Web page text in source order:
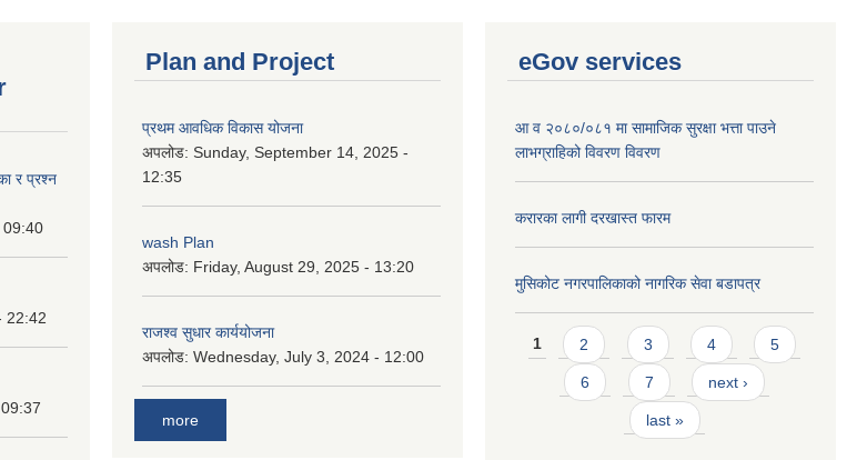
र प्रश्न
09:40
22:42
Plan and Project
प्रथम आवधिक विकास योजना
अपलोड: Sunday, September 14, 2025 -
12:35
wash Plan
अपलोड: Friday, August 29, 2025 - 13:20
राजश्व सुधार कार्ययोजना
अपलोड: Wednesday, July 3, 2024 - 12:00
more
eGov services
आ व २०८०/०८१ मा सामाजिक सुरक्षा भत्ता पाउने
लाभग्राहिको विवरण विवरण
करारका लागी दरखास्त फारम
मुसिकोट नगरपालिकाको नागरिक सेवा बडापत्र
Pages
1 2 3 4 5
6 7 next ›
last »